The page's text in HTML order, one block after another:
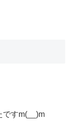
ですm(__)m